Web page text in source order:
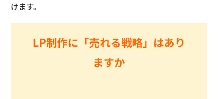
けます。
LP制作に「売れる戦略」はあり
ますか